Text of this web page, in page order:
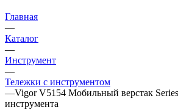
Главная
—
Каталог
—
Инструмент
—
Тележки с инструментом
—Vigor V5154 Мобильный верстак
инструмента